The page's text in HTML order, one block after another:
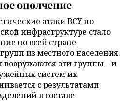
ополчение
атаки ВСУ по
инфраструктуре стало
по всей стране
из местного населения.
эти группы – и
систем их
с результатами
в составе